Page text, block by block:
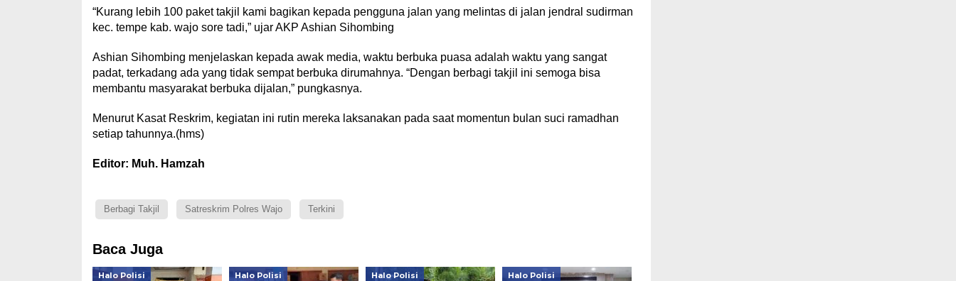
“Kurang lebih 100 paket takjil kami bagikan kepada pengguna jalan yang melintas di jalan jendral sudirman
kec. tempe kab. wajo sore tadi,” ujar AKP Ashian Sihombing
Ashian Sihombing menjelaskan kepada awak media, waktu berbuka puasa adalah waktu yang sangat
padat, terkadang ada yang tidak sempat berbuka dirumahnya. “Dengan berbagi takjil ini semoga bisa
membantu masyarakat berbuka dijalan,” pungkasnya.
Menurut Kasat Reskrim, kegiatan ini rutin mereka laksanakan pada saat momentun bulan suci ramadhan
setiap tahunnya.(hms)
Editor: Muh. Hamzah
Berbagi Takjil Satreskrim Polres Wajo Terkini
Baca Juga
Halo Polisi Halo Polisi Halo Polisi Halo Polisi